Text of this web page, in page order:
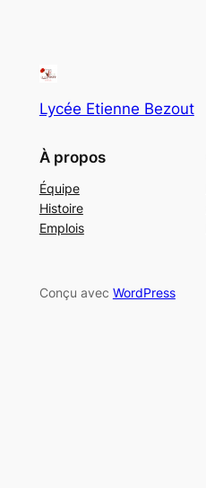
Lycée Etienne Bezout
À propos
Équipe
Histoire
Emplois
Conçu avec WordPress